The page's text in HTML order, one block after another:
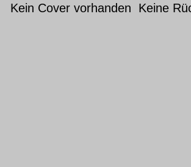
Kein Cover vorhanden Keine